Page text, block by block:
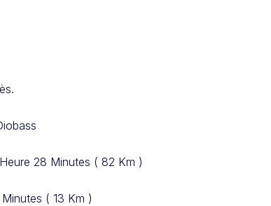
.
obass
28 Minutes ( 82 Km )
( 13 Km )